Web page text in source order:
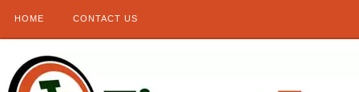
HOME CONTACT US